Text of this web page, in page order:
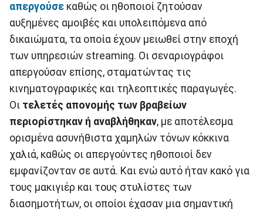
απεργούσε καθώς οι ηθοποιοί ζητούσαν
αυξημένες αμοιβές και υπολειπόμενα από
δικαιώματα, τα οποία έχουν μειωθεί στην εποχή
των υπηρεσιών streaming. Οι σεναριογράφοι
απεργούσαν επίσης, σταματώντας τις
κινηματογραφικές και τηλεοπτικές παραγωγές.
Οι τελετές απονομής των βραβείων
περιορίστηκαν ή αναβλήθηκαν, με αποτέλεσμα
ορισμένα ασυνήθιστα χαμηλών τόνων κόκκινα
χαλιά, καθώς οι απεργούντες ηθοποιοί δεν
εμφανίζονταν σε αυτά. Και ενώ αυτό ήταν κακό για
τους μακιγιέρ και τους στυλίστες των
διασημοτήτων, οι οποίοι έχασαν μια σημαντική